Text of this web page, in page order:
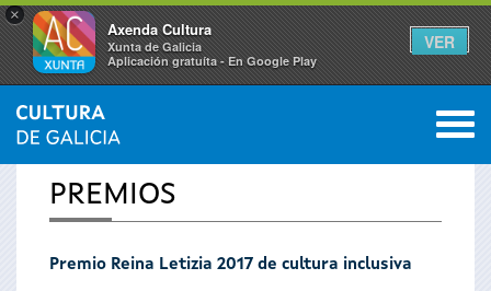
×
Axenda Cultura
Xunta de Galicia
Aplicación gratuíta - En Google Play
VER
Se
encuentra
usted
INICIO 0
PREMIOS
Premio Reina Letizia 2017 de cultura inclusiva